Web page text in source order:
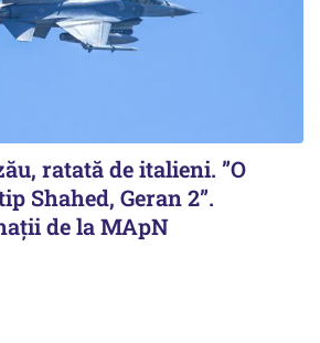
ratată de italieni. ”O
Shahed, Geran 2”.
de la MApN